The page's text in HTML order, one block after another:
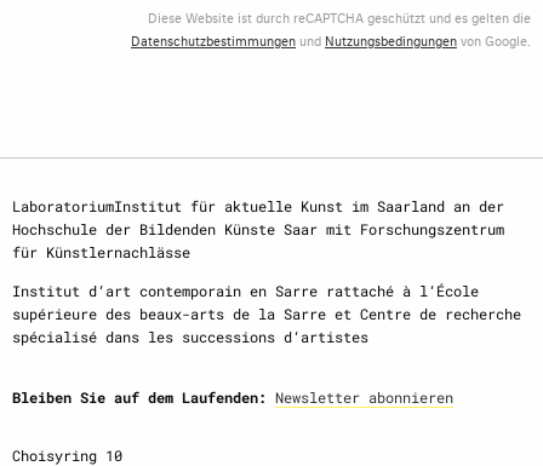
Diese Website ist durch reCAPTCHA geschützt und es gelten die
Datenschutzbestimmungen und Nutzungsbedingungenvon Google.
LaboratoriumInstitut für aktuelle Kunst im Saarland an der
Hochschule der Bildenden Künste Saar mit Forschungszentrum
für Künstlernachlässe
Institut d‘art contemporain en Sarre rattaché à l‘École
supérieure des beaux-arts de la Sarre et Centre de recherche
spécialisé dans les successions d‘artistes
Bleiben Sie auf dem Laufenden: Newsletter abonnieren
Choisyring 10